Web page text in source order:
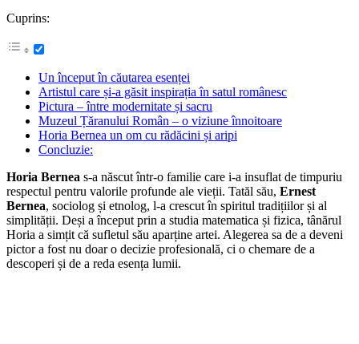
Cuprins:
Un început în căutarea esenței
Artistul care și-a găsit inspirația în satul românesc
Pictura – între modernitate și sacru
Muzeul Țăranului Român – o viziune înnoitoare
Horia Bernea un om cu rădăcini și aripi
Concluzie:
Horia Bernea s-a născut într-o familie care i-a insuflat de timpuriu
respectul pentru valorile profunde ale vieții. Tatăl său, Ernest
Bernea, sociolog și etnolog, l-a crescut în spiritul tradițiilor și al
simplității. Deși a început prin a studia matematica și fizica, tânărul
Horia a simțit că sufletul său aparține artei. Alegerea sa de a deveni
pictor a fost nu doar o decizie profesională, ci o chemare de a
descoperi și de a reda esența lumii.